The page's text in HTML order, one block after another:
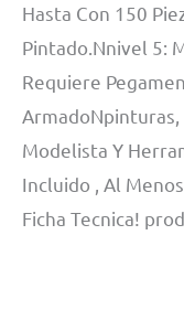
Hasta Con 150
Pintado.Nnivel 5:
Requiere
ArmadoNpinturas,
Modelista Y
Incluido , Al
Ficha Tecnica!